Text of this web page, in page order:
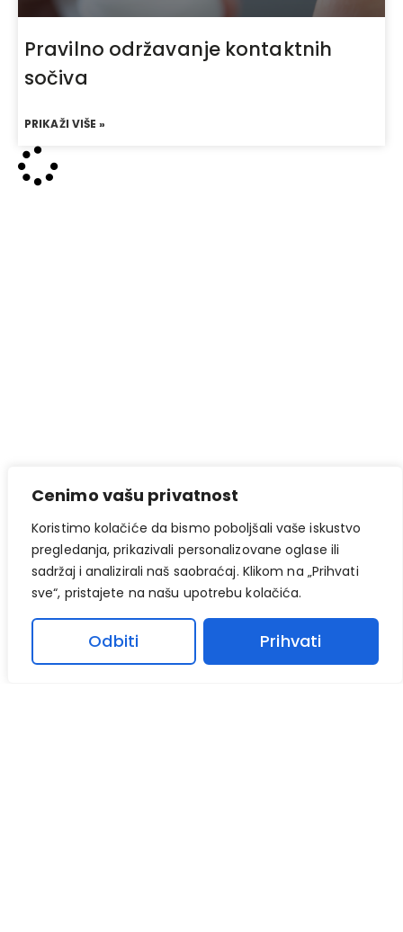
Cenimo vašu privatnost
Koristimo kolačiće da bismo poboljšali vaše iskustvo
pregledanja, prikazivali personalizovane oglase ili
sadržaj i analizirali naš saobraćaj. Klikom na „Prihvati
sve“, pristajete na našu upotrebu kolačića.
Odbiti Prihvati
Pravilno održavanje kontaktnih
sočiva
PRIKAŽI VIŠE »